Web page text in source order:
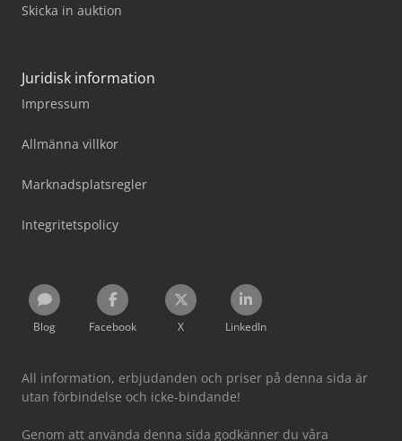
Skicka in auktion
Juridisk information
Impressum
Allmänna villkor
Marknadsplatsregler
Integritetspolicy
Blog Facebook X LinkedIn
All information, erbjudanden och priser på denna sida är
utan förbindelse och icke-bindande!
Genom att använda denna sida godkänner du våra